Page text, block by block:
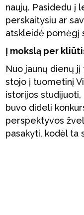
naujų. Pasidedu į
perskaitysiu ar
atskleidė pomėgį
Į mokslą per
Nuo jaunų dienų
stojo į tuometinį
istorijos
buvo dideli
perspektyvos
pasakyti, kodėl ta